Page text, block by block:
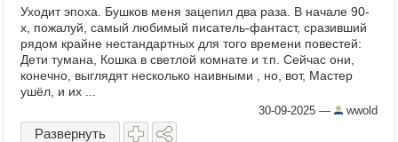
Уходит эпоха. Бушков меня зацепил два раза. В начале 90-
х, пожалуй, самый любимый писатель-фантаст, сразивший
рядом крайне нестандартных для того времени повестей:
Дети тумана, Кошка в светлой комнате и т.п. Сейчас они,
конечно, выглядят несколько наивными , но, вот, Мастер
ушёл, и их ...
30-09-2025 — wwold
Развернуть